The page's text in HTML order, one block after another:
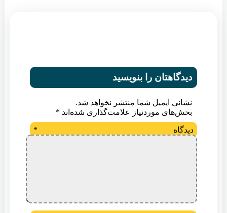
دیدگاهتان را بنویسید
نشانی ایمیل شما منتشر نخواهد شد.
بخش‌های موردنیاز علامت‌گذاری شده‌اند *
دیدگاه *